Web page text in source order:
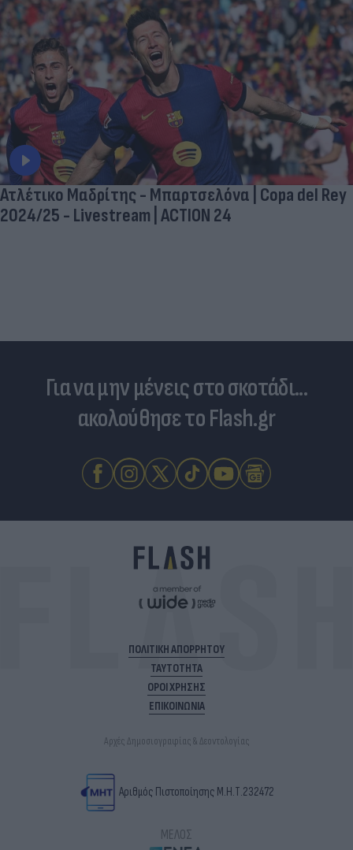
Ατλέτικο Μαδρίτης - Μπαρτσελόνα | Copa del Rey
2024/25 - Livestream | ACTION 24
Για να μην μένεις στο σκοτάδι...
ακολούθησε το Flash.gr
ΠΟΛΙΤΙΚΗ ΑΠΟΡΡΗΤΟΥ
ΤΑΥΤΟΤΗΤΑ
ΟΡΟΙ ΧΡΗΣΗΣ
ΕΠΙΚΟΙΝΩΝΙΑ
Αρχές Δημοσιογραφίας & Δεοντολογίας
Αριθμός Πιστοποίησης Μ.Η.Τ.232472
ΜΕΛΟΣ